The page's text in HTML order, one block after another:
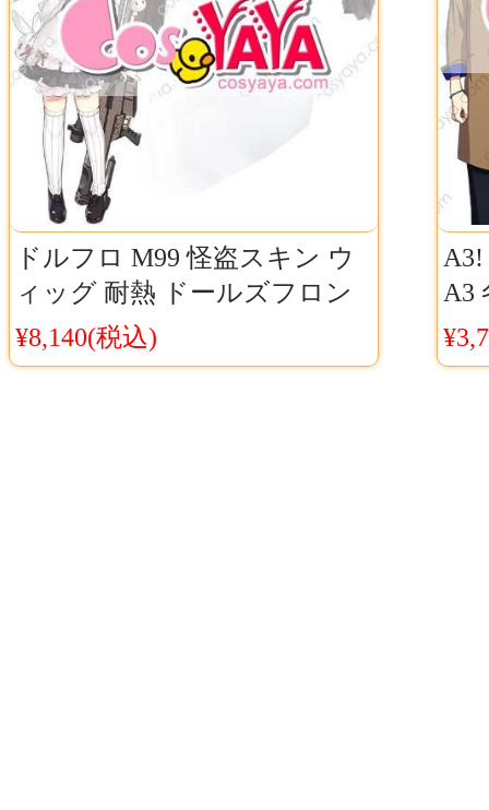
ドルフロ M99 怪盗スキン ウ
ィッグ 耐熱 ドールズフロン
トライン M99 怪盗 コスプレ
¥8,140(税込)
A3
ー